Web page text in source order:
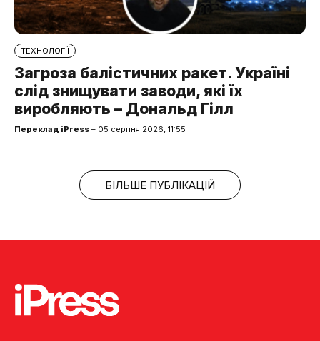
ТЕХНОЛОГІЇ
Загроза балістичних ракет. Україні
слід знищувати заводи, які їх
виробляють – Дональд Гілл
Переклад iPress – 05 серпня 2026, 11:55
БІЛЬШЕ ПУБЛІКАЦІЙ